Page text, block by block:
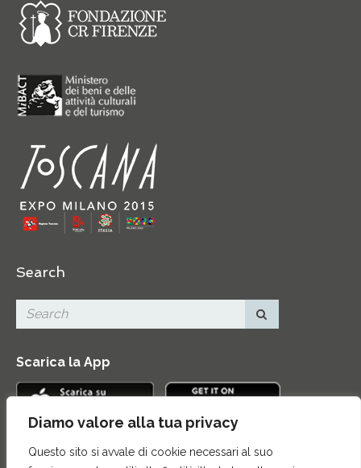
Diamo valore alla tua privacy
Questo sito si avvale di cookie necessari al suo
Search
Scarica la App
Contatti|Area Stampa|Mappa del sito |Credits